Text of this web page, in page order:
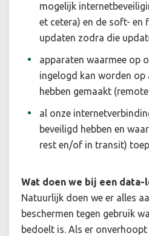
mogelijk
et cetera) en de soft- en
updaten zodra die
apparaten waarmee op
ingelogd kan worden
hebben gemaakt
al onze
beveiligd hebben en
rest en/of in transit)
Wat doen we bij een data-
Natuurlijk doen we er alles
beschermen tegen gebruik
bedoelt is. Als er